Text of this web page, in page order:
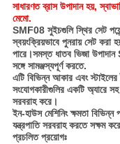
সাধারণত ব্রাস উপাদান হয়,
মেমো.
SMF08 সুইচগুলি স্থির সেট
স্বয়ংক্রিয়ভাবে পুনরায় সেট করা
পারে।সমস্ত ধাতব ভিজা
সঙ্গে সামঞ্জস্যপূর্ণ করতে.
এটি বিভিন্ন আকার এবং স্টাইলের
সংযোগকারীগুলির একটি অ্যারে
সরবরাহ করে।
ইন-হাউস মেশিনিং ক্ষমতা
যন্ত্রপাতি সরবরাহ করতে সক্ষম
প্রচলিত প্রয়োগঃ